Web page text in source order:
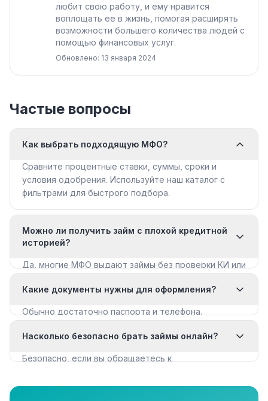
любит свою работу, и ему нравится
воплощать ее в жизнь, помогая расширять
возможности большего количества людей с
помощью финансовых услуг.
Обновлено: 13 января 2024
Частые вопросы
Как выбрать подходящую МФО?
Сравните процентные ставки, суммы, сроки и
условия одобрения. Используйте наш каталог с
фильтрами для быстрого подбора.
Можно ли получить займ с плохой кредитной
историей?
Да, многие МФО выдают займы без проверки КИ или
с плохой КИ».
Какие документы нужны для оформления?
Обычно достаточно паспорта и телефона.
документы для крупных сумм.
Насколько безопасно брать займы онлайн?
Безопасно, если вы обращаетесь к
организации в нашем каталоге имеют лицензию.